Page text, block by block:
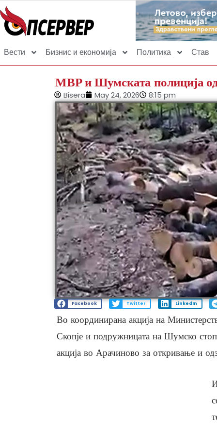
Вести Бизнис и економија Политика Став
МВР и Шумската полиција
Bisera May 24, 2026 8:15 pm
Facebook Twitter LinkedIn
Во координирана акција на
Скопје и подружницата на Шумско
акција во Арачиново за откривање и